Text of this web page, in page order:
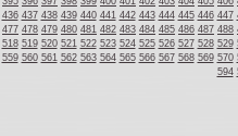
436 437 438 439 440 441 442 443 444 445 446 447
477 478 479 480 481 482 483 484 485 486 487 488
518 519 520 521 522 523 524 525 526 527 528 529
559 560 561 562 563 564 565 566 567 568 569 570
594